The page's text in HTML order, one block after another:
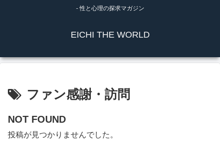
- 性と心理の探求マガジン
EICHI THE WORLD
ファン感謝・訪問
NOT FOUND
投稿が見つかりませんでした。